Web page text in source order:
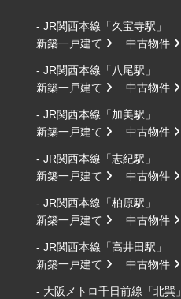
- JR関西本線「久宝寺駅」
新築一戸建て
中古物件
- JR関西本線「八尾駅」
新築一戸建て
中古物件
- JR関西本線「加美駅」
新築一戸建て
中古物件
- JR関西本線「志紀駅」
新築一戸建て
中古物件
- JR関西本線「柏原駅」
新築一戸建て
中古物件
- JR関西本線「高井田駅」
新築一戸建て
中古物件
- 大阪メトロ千日前線「北巽」